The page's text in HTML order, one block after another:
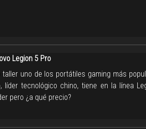
Legion 5 Pro
uno de los portátiles gaming más
líder tecnológico chino, tiene en la línea
pero ¿a qué precio?